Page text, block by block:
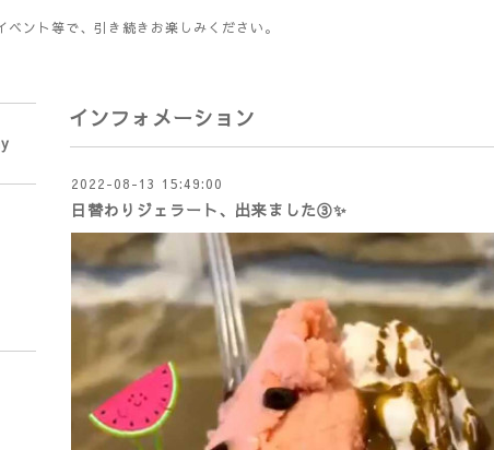
ベント等で、引き続きお楽しみください。
インフォメーション
2022-08-13 15:49:00
日替わりジェラート、出来ました③✨